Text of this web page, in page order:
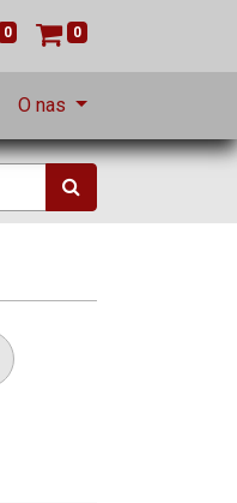
0 0
O nas